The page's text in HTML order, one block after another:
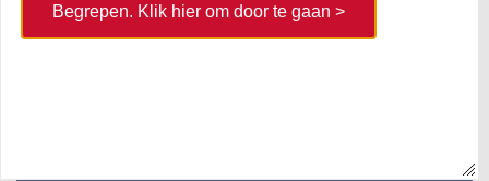
Begrepen. Klik hier om door te gaan >